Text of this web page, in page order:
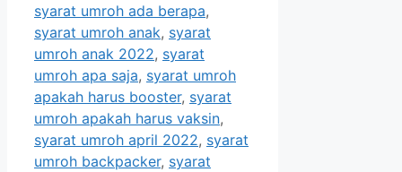
syarat umroh ada berapa,
syarat umroh anak, syarat
umroh anak 2022, syarat
umroh apa saja, syarat umroh
apakah harus booster, syarat
umroh apakah harus vaksin,
syarat umroh april 2022, syarat
umroh backpacker, syarat